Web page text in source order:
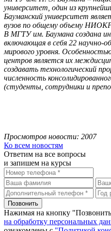
университет, один из
Бауманский университет
вузов по общему объему
В МГТУ им. Баумана создана
включающая в себя 22 научно-
мирового уровня.
центров является их
создавать технологический
численность
(студенты, сотрудники и
Просмотров новости: 2007
Ко всем новостям
Ответим на все вопросы
и запишем на курсы
Нажимая на кнопку
на обработку персональных